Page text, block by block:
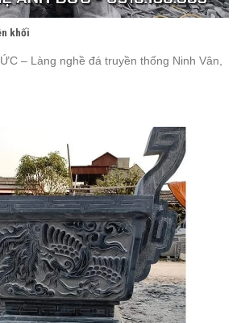
khối
– Làng nghề đá truyền thống Ninh Vân,